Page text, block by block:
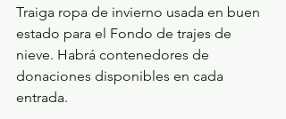
Traiga ropa de invierno usada en buen
estado para el Fondo de trajes de
nieve. Habrá contenedores de
donaciones disponibles en cada
entrada.